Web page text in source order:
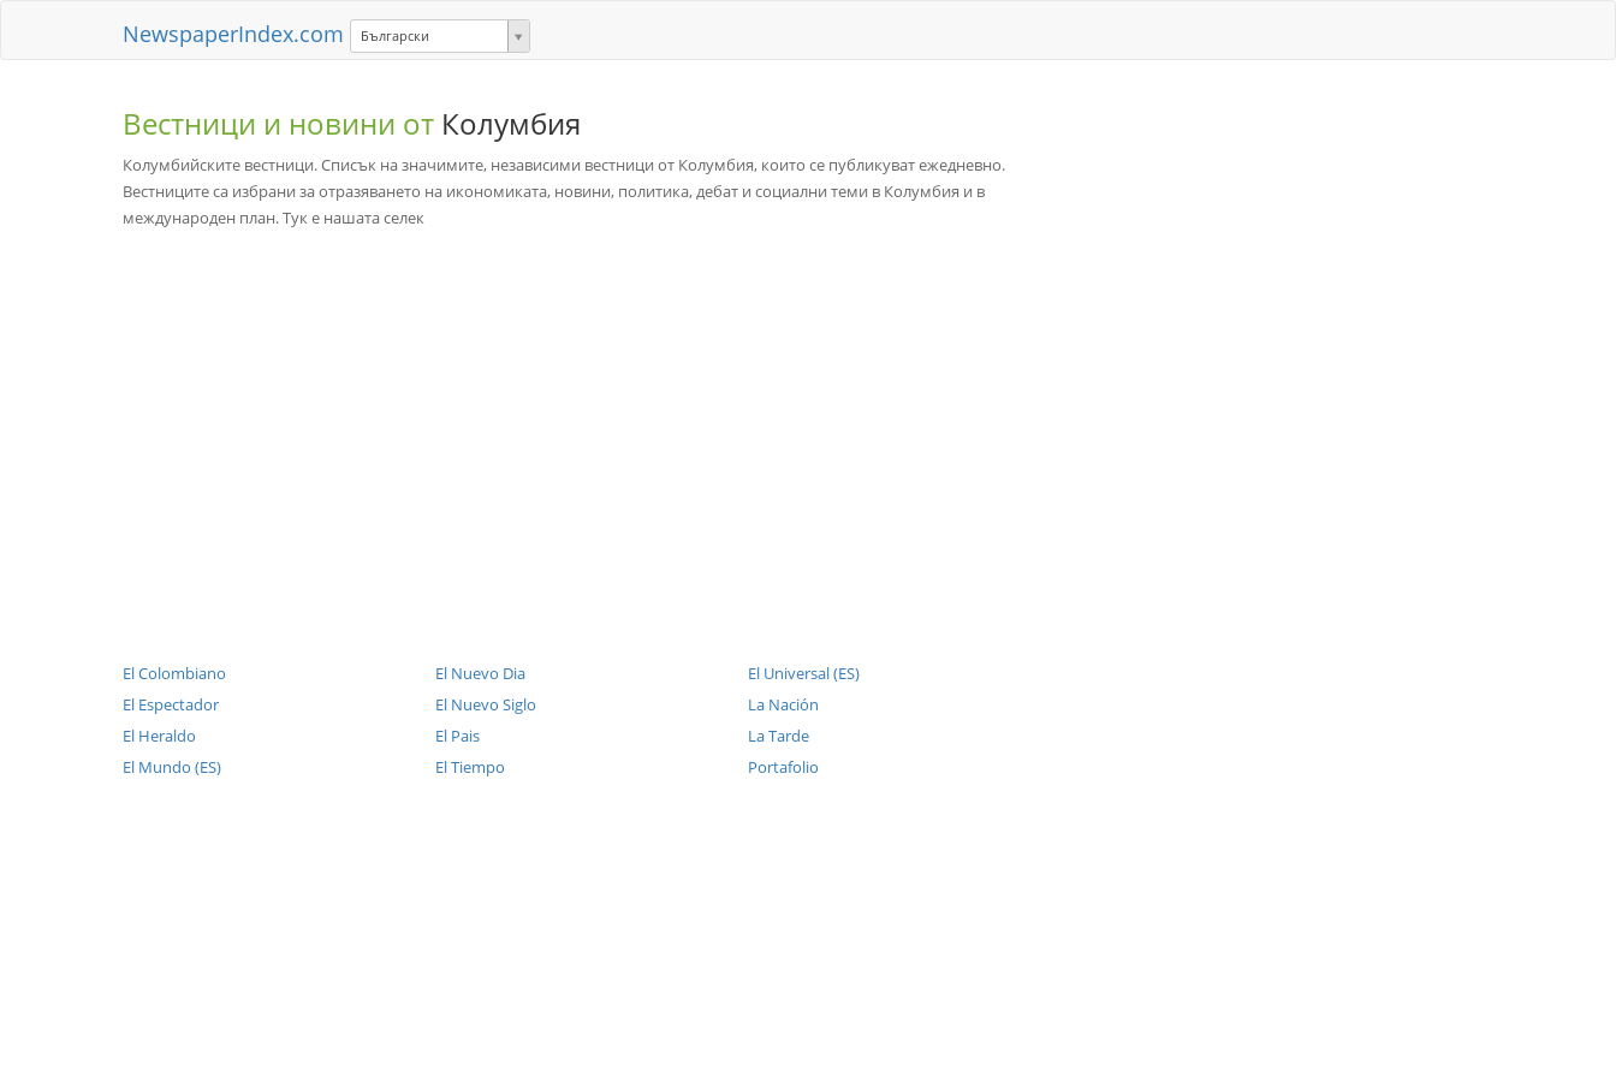
NewspaperIndex.com Български
Вестници и новини от Колумбия
Колумбийските вестници. Списък на значимите, независими вестници от Колумбия, които се публикуват ежедневно.
Вестниците са избрани за отразяването на икономиката, новини, политика, дебат и социални теми в Колумбия и в
международен план. Тук е нашата селек
El Colombiano
El Espectador
El Heraldo
El Mundo (ES)
El Nuevo Dia
El Nuevo Siglo
El Pais
El Tiempo
El Universal (ES)
La Nación
La Tarde
Portafolio